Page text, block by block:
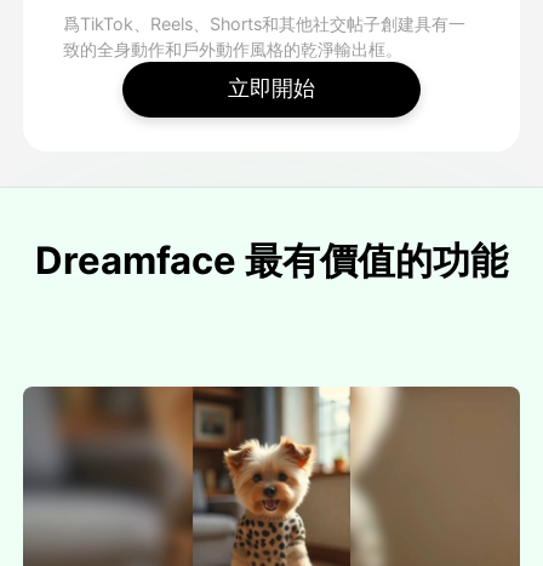
爲TikTok、Reels、Shorts和其他社交帖子創建具有一
致的全身動作和戶外動作風格的乾淨輸出框。
立即開始
Dreamface 最有價值的功能